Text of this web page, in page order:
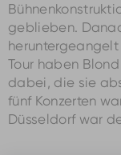
geblieben.
Tour haben
dabei, die sie
fünf Konzerten
Düsseldorf war